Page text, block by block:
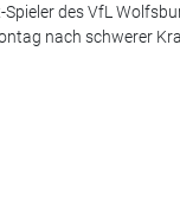
Spieler des VfL
nach schwerer